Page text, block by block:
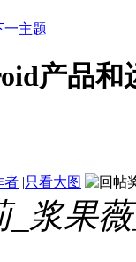
产品和
者 |只看大图
浆果